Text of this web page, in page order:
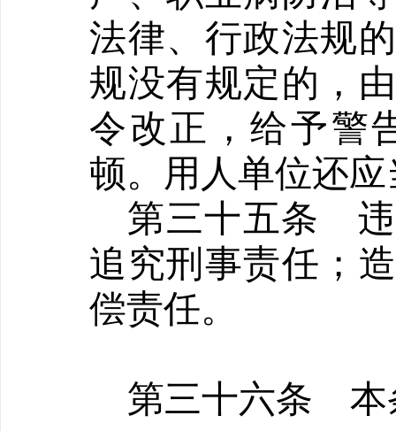
法律、行政法规
规没有规定的，
令改正，给予警
顿。用人单位还
第三十五条
追究刑事责任；
偿责任。
第三十六条 本